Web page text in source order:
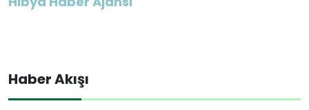
Haber Akışı